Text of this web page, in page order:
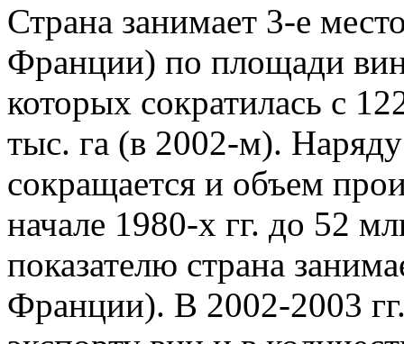
Страна занимает 3-е
Франции) по площади
которых сократилась с
тыс. га (в 2002-м).
сокращается и объем
начале 1980-х гг. до 52
показателю страна
Франции). В 2002-2003